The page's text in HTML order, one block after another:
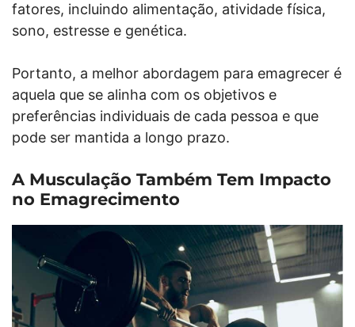
fatores, incluindo alimentação, atividade física,
sono, estresse e genética.
Portanto, a melhor abordagem para emagrecer é
aquela que se alinha com os objetivos e
preferências individuais de cada pessoa e que
pode ser mantida a longo prazo.
A Musculação Também Tem Impacto
no Emagrecimento